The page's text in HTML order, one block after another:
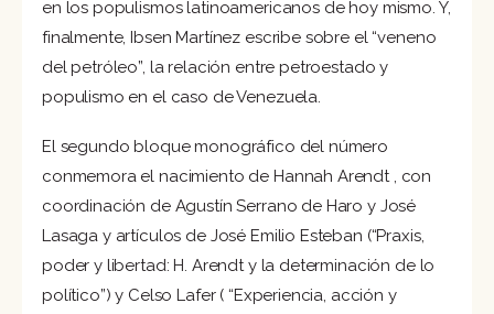
en los populismos latinoamericanos de hoy mismo. Y,
finalmente, Ibsen Martínez escribe sobre el “veneno
del petróleo”, la relación entre petroestado y
populismo en el caso de Venezuela.
El segundo bloque monográfico del número
conmemora el nacimiento de Hannah Arendt , con
coordinación de Agustín Serrano de Haro y José
Lasaga y artículos de José Emilio Esteban (“Praxis,
poder y libertad: H. Arendt y la determinación de lo
político”) y Celso Lafer ( “Experiencia, acción y